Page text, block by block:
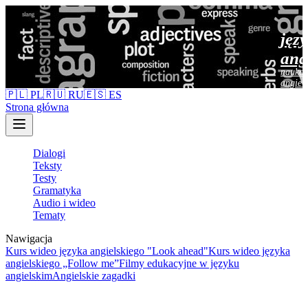
nauka
🇵🇱 PL🇷🇺 RU🇪🇸 ES
Strona główna
Dialogi
Teksty
Testy
Gramatyka
Audio i wideo
Tematy
Nawigacja
Kurs wideo języka angielskiego "Look ahead"Kurs wideo języka
angielskiego „Follow me”Filmy edukacyjne w języku
angielskimAngielskie zagadki